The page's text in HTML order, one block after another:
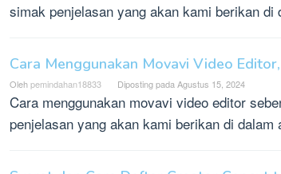
simak penjelasan yang akan kami berikan
Cara Menggunakan Movavi Video
Olehpemindahan18833 Diposting pada Agustus 15, 2024
Cara menggunakan movavi video editor
penjelasan yang akan kami berikan di